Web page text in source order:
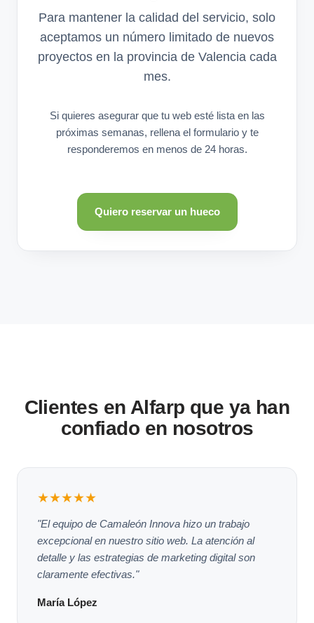
Para mantener la calidad del servicio, solo
aceptamos un número limitado de nuevos
proyectos en la provincia de Valencia cada
mes.
Si quieres asegurar que tu web esté lista en las
próximas semanas, rellena el formulario y te
responderemos en menos de 24 horas.
Quiero reservar un hueco
Clientes en Alfarp que ya han
confiado en nosotros
★★★★★
"El equipo de Camaleón Innova hizo un trabajo
excepcional en nuestro sitio web. La atención al
detalle y las estrategias de marketing digital son
claramente efectivas."
María López